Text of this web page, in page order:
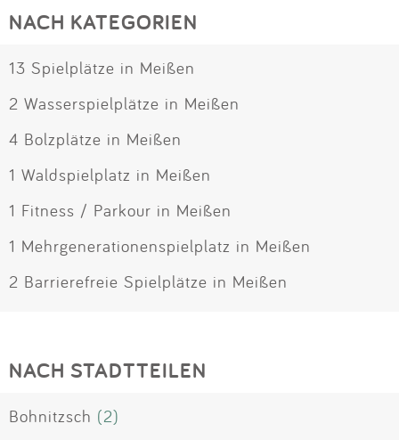
NACH KATEGORIEN
13 Spielplätze in Meißen
2 Wasserspielplätze in Meißen
4 Bolzplätze in Meißen
1 Waldspielplatz in Meißen
1 Fitness / Parkour in Meißen
1 Mehrgenerationenspielplatz in Meißen
2 Barrierefreie Spielplätze in Meißen
NACH STADTTEILEN
Bohnitzsch (2)